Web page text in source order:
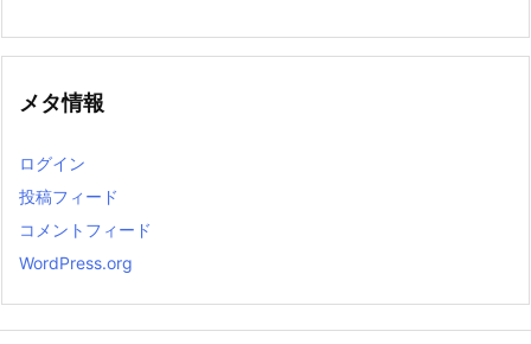
メタ情報
ログイン
投稿フィード
コメントフィード
WordPress.org